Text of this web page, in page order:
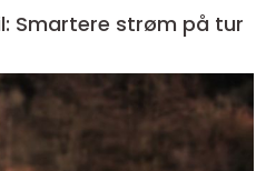
Smartere strøm på tur